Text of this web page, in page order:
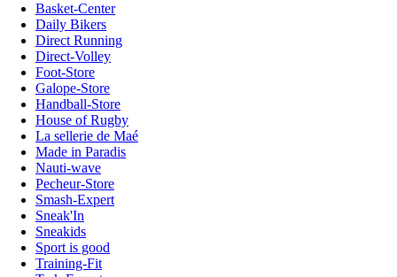
Basket-Center
Daily Bikers
Direct Running
Direct-Volley
Foot-Store
Galope-Store
Handball-Store
House of Rugby
La sellerie de Maé
Made in Paradis
Nauti-wave
Pecheur-Store
Smash-Expert
Sneak'In
Sneakids
Sport is good
Training-Fit